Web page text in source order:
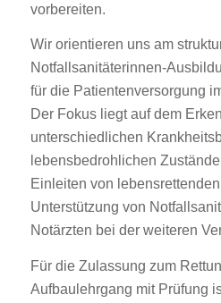
vorbereiten.
Wir orientieren uns am
Notfallsanitäterinnen-
für die Patientenversorgung
Der Fokus liegt auf dem
unterschiedlichen
lebensbedrohlichen
Einleiten von
Unterstützung von
Notärzten bei der weiteren
Für die Zulassung zum
Aufbaulehrgang mit Prüfung